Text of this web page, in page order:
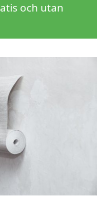
och utan